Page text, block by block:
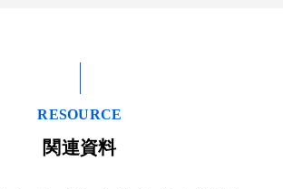
RESOURCE
関連資料